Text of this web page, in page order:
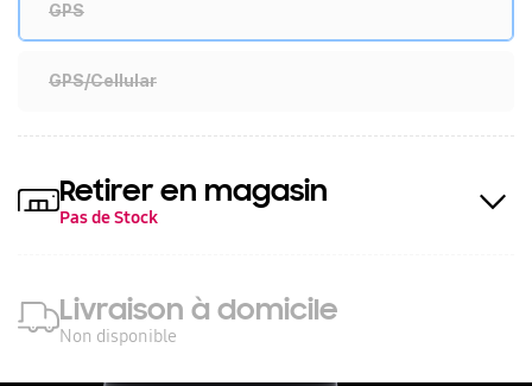
GPS
GPS/Cellular
Retirer en magasin
Pas de Stock
Livraison à domicile
Non disponible